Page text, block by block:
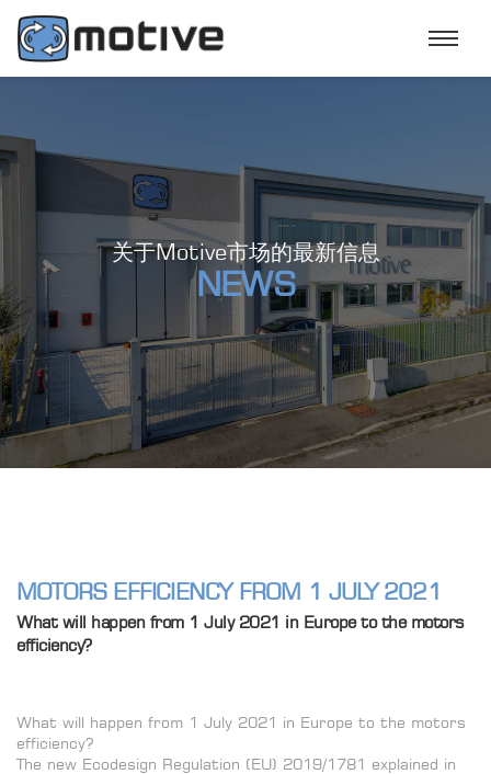
关于Motive市场的最新信息
NEWS
MOTORS EFFICIENCY FROM 1 JULY 2021
What will happen from 1 July 2021 in Europe to the motors
efficiency?
What will happen from 1 July 2021 in Europe to the motors
efficiency?
The new Ecodesign Regulation (EU) 2019/1781 explained in